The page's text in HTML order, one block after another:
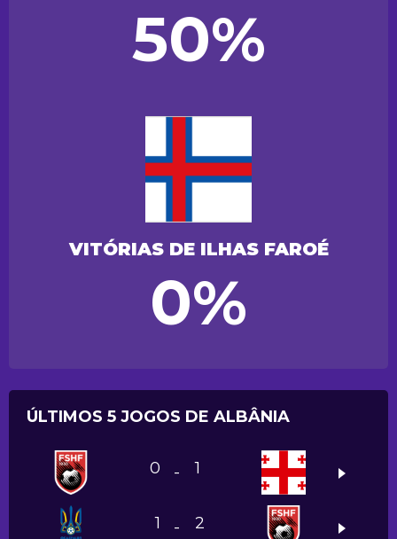
50%
VITÓRIAS DE ILHAS FAROÉ
0%
ÚLTIMOS 5 JOGOS DE ALBÂNIA
0 - 1
1 - 2